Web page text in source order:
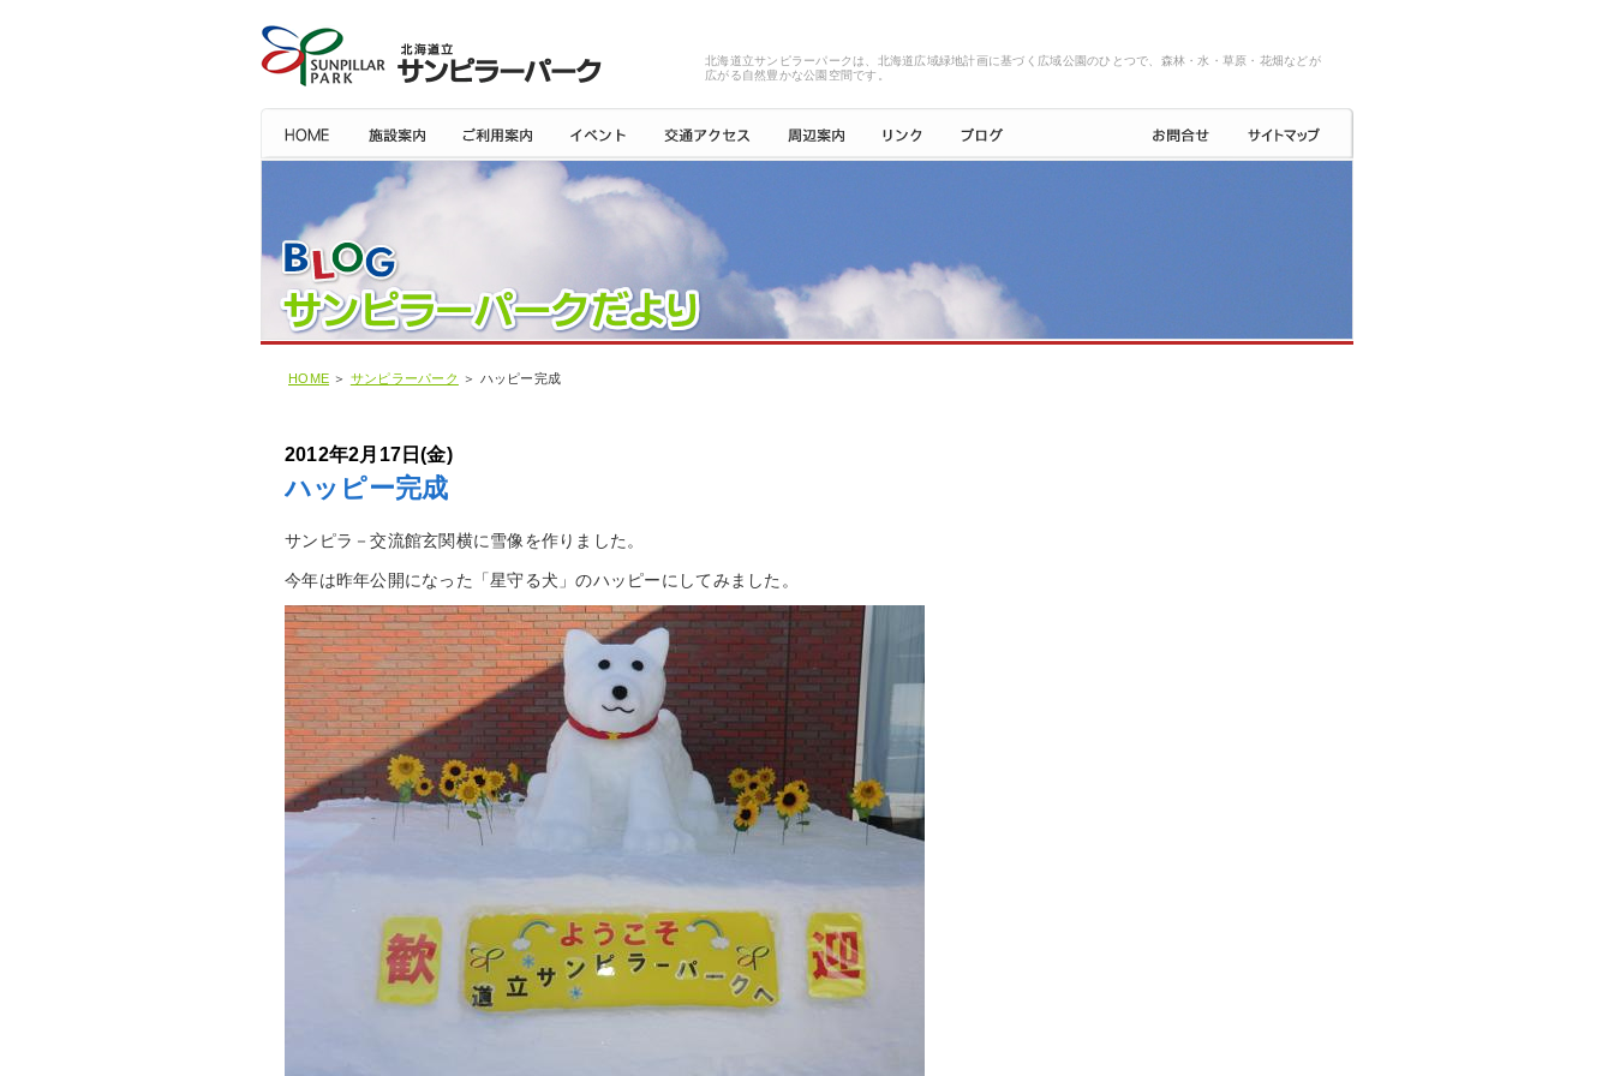
北海道立サンピラーパークは、北海道広域緑地計画に基づく広域公園のひとつで、森林・水・草原・花畑などが
広がる自然豊かな公園空間です。
HOME ＞ サンピラーパーク ＞ ハッピー完成
2012年2月17日(金)
ハッピー完成
サンピラ－交流館玄関横に雪像を作りました。
今年は昨年公開になった「星守る犬」のハッピーにしてみました。